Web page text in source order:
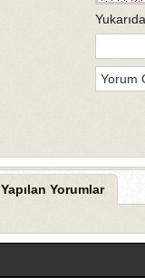
Yapılan Yorumlar